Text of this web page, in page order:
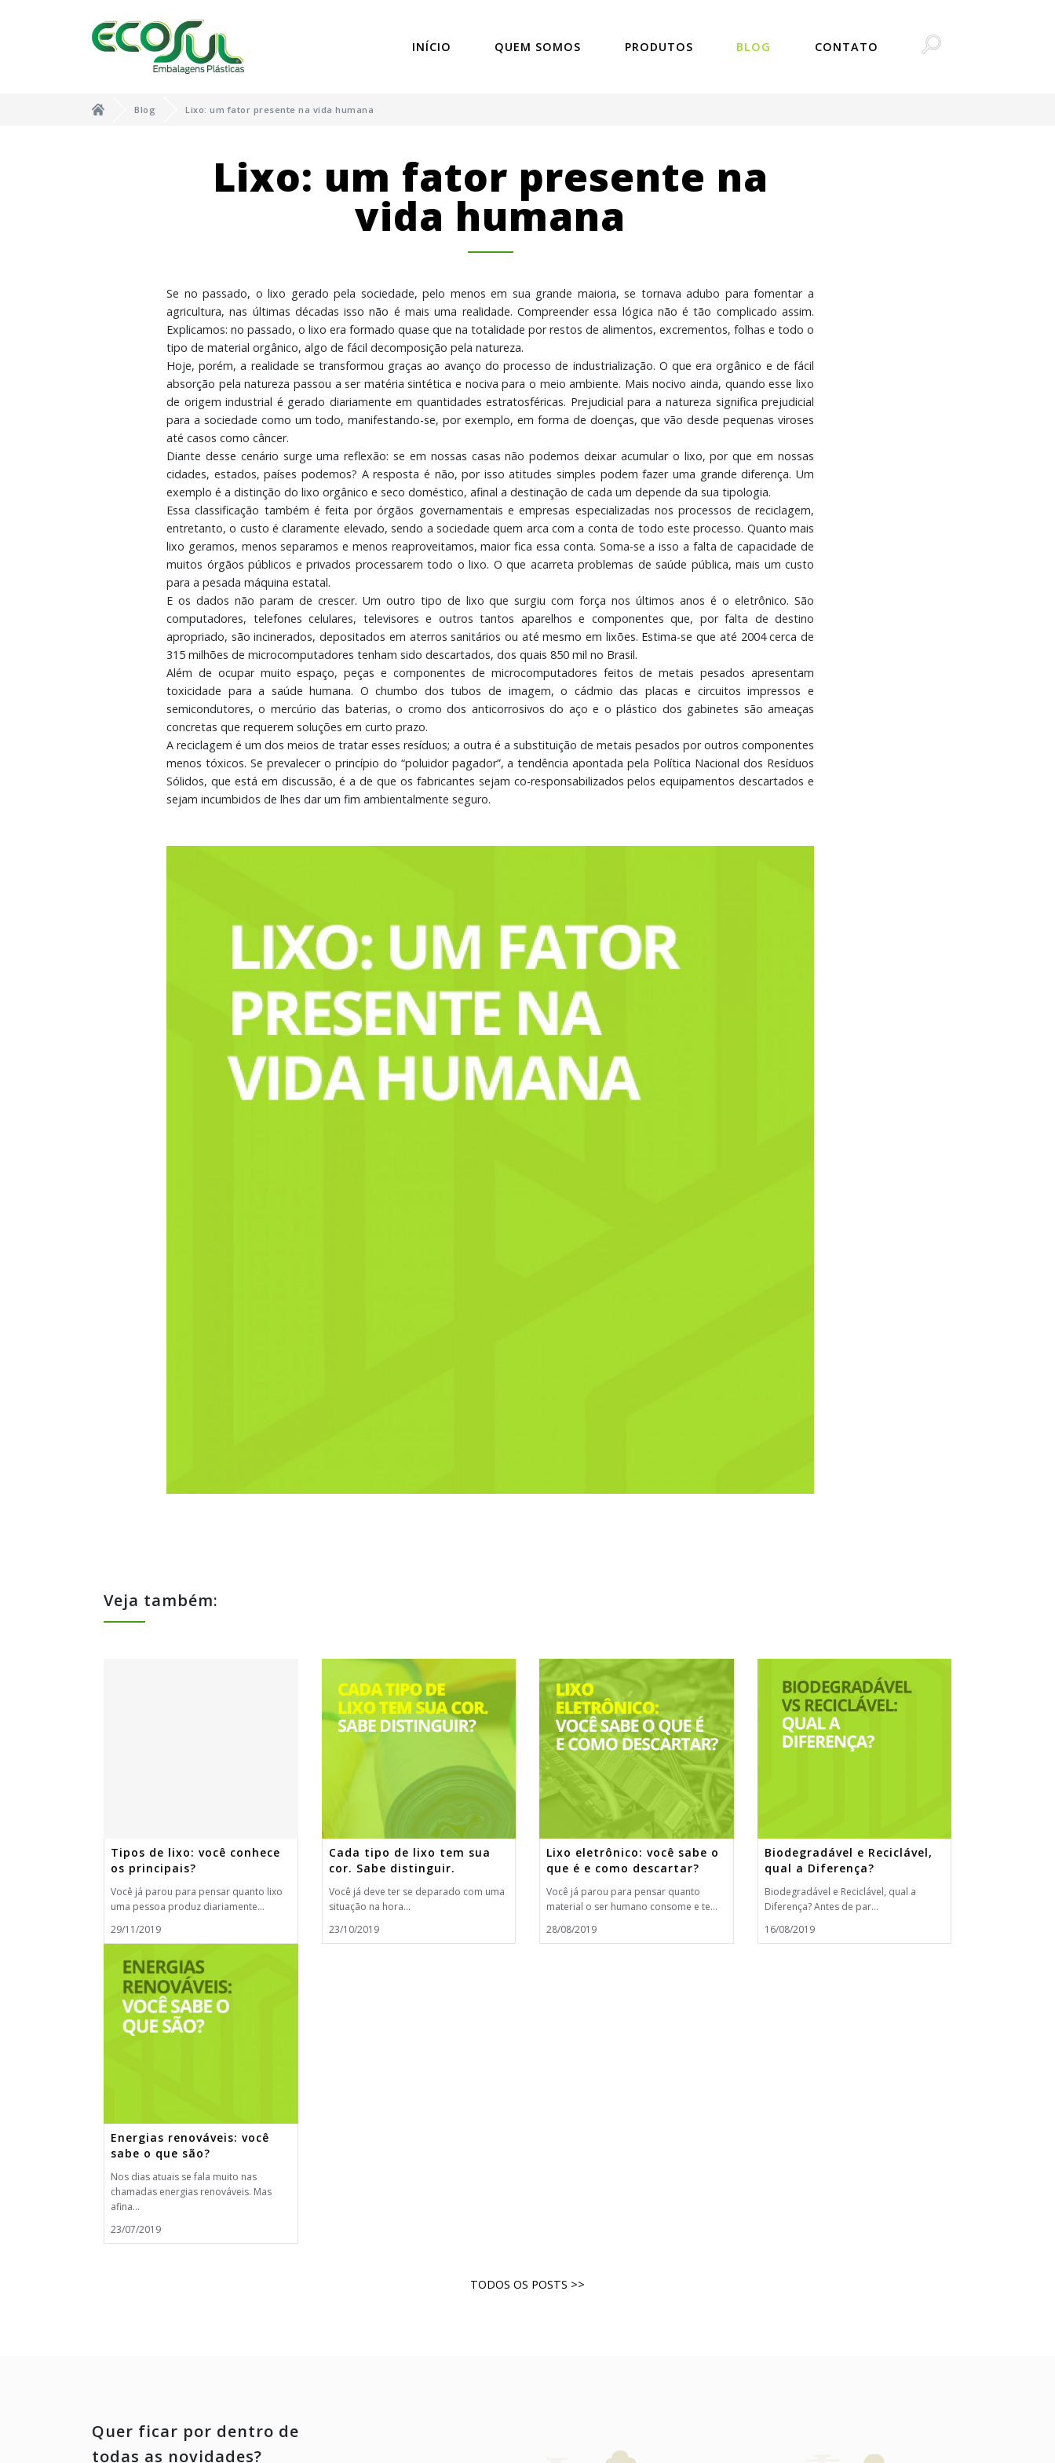
INÍCIO QUEM SOMOS PRODUTOS BLOG CONTATO
Blog Lixo: um fator presente na vida humana
Lixo: um fator presente na
vida humana
Se no passado, o lixo gerado pela sociedade, pelo menos em sua grande maioria, se tornava adubo para fomentar a
agricultura, nas últimas décadas isso não é mais uma realidade. Compreender essa lógica não é tão complicado assim.
Explicamos: no passado, o lixo era formado quase que na totalidade por restos de alimentos, excrementos, folhas e todo o
tipo de material orgânico, algo de fácil decomposição pela natureza.
Hoje, porém, a realidade se transformou graças ao avanço do processo de industrialização. O que era orgânico e de fácil
absorção pela natureza passou a ser matéria sintética e nociva para o meio ambiente. Mais nocivo ainda, quando esse lixo
de origem industrial é gerado diariamente em quantidades estratosféricas. Prejudicial para a natureza significa prejudicial
para a sociedade como um todo, manifestando-se, por exemplo, em forma de doenças, que vão desde pequenas viroses
até casos como câncer.
Diante desse cenário surge uma reflexão: se em nossas casas não podemos deixar acumular o lixo, por que em nossas
cidades, estados, países podemos? A resposta é não, por isso atitudes simples podem fazer uma grande diferença. Um
exemplo é a distinção do lixo orgânico e seco doméstico, afinal a destinação de cada um depende da sua tipologia.
Essa classificação também é feita por órgãos governamentais e empresas especializadas nos processos de reciclagem,
entretanto, o custo é claramente elevado, sendo a sociedade quem arca com a conta de todo este processo. Quanto mais
lixo geramos, menos separamos e menos reaproveitamos, maior fica essa conta. Soma-se a isso a falta de capacidade de
muitos órgãos públicos e privados processarem todo o lixo. O que acarreta problemas de saúde pública, mais um custo
para a pesada máquina estatal.
E os dados não param de crescer. Um outro tipo de lixo que surgiu com força nos últimos anos é o eletrônico. São
computadores, telefones celulares, televisores e outros tantos aparelhos e componentes que, por falta de destino
apropriado, são incinerados, depositados em aterros sanitários ou até mesmo em lixões. Estima-se que até 2004 cerca de
315 milhões de microcomputadores tenham sido descartados, dos quais 850 mil no Brasil.
Além de ocupar muito espaço, peças e componentes de microcomputadores feitos de metais pesados apresentam
toxicidade para a saúde humana. O chumbo dos tubos de imagem, o cádmio das placas e circuitos impressos e
semicondutores, o mercúrio das baterias, o cromo dos anticorrosivos do aço e o plástico dos gabinetes são ameaças
concretas que requerem soluções em curto prazo.
A reciclagem é um dos meios de tratar esses resíduos; a outra é a substituição de metais pesados por outros componentes
menos tóxicos. Se prevalecer o princípio do “poluidor pagador”, a tendência apontada pela Política Nacional dos Resíduos
Sólidos, que está em discussão, é a de que os fabricantes sejam co-responsabilizados pelos equipamentos descartados e
sejam incumbidos de lhes dar um fim ambientalmente seguro.
Veja também:
Tipos de lixo: você conhece
os principais?
Você já parou para pensar quanto lixo
uma pessoa produz diariamente...
29/11/2019
Cada tipo de lixo tem sua
cor. Sabe distinguir.
Você já deve ter se deparado com uma
situação na hora...
23/10/2019
Lixo eletrônico: você sabe o
que é e como descartar?
Você já parou para pensar quanto
material o ser humano consome e te...
28/08/2019
Biodegradável e Reciclável,
qual a Diferença?
Biodegradável e Reciclável, qual a
Diferença? Antes de par...
16/08/2019
Energias renováveis: você
sabe o que são?
Nos dias atuais se fala muito nas
chamadas energias renováveis. Mas
afina...
23/07/2019
TODOS OS POSTS >>
Quer ficar por dentro de
todas as novidades?